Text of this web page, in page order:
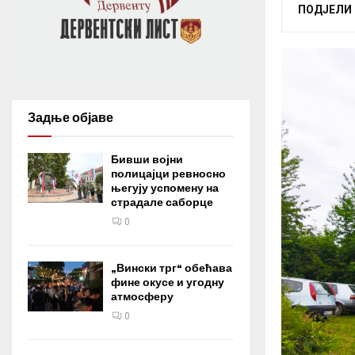
ПОДЈЕЛИ
Задње објаве
Бивши војни
полицајци ревносно
његују успомену на
страдале саборце
0
„Вински трг“ обећава
фине окусе и угодну
атмосферу
0